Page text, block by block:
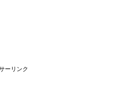
ーリンク